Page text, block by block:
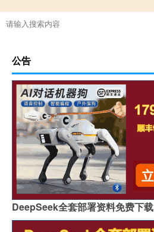
公告
DeepSeek全套部署资料免费下载